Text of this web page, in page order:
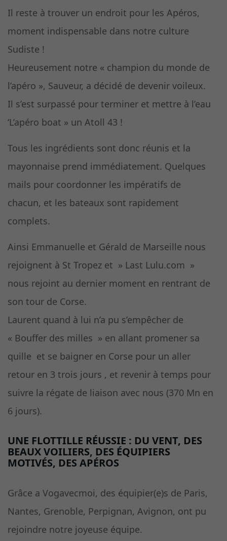
Il reste à trouver un endroit pour les Apéros,
moment indispensable dans notre culture
Sudiste !
Heureusement notre « champion du monde de
l’apéro », Sauveur, a décidé de devenir voileux.
Il s’est surpassé pour terminer et mettre à l’eau
‘L’apéro boat » un Atoll 43 !
Tous les ingrédients sont donc réunis et la
mayonnaise prend immédiatement. Quelques
mails pour coordonner les impératifs de
chacun, et les bateaux sont rapidement
complets.
Ainsi Emmanuelle et Gérald de Marseille nous
rejoignent à St Tropez et » Last Lulu.com »
nous rejoint au dernier moment en rentrant de
son tour de Corse.
Laurent quand à lui n’a pu s’empêcher de
« Bouffer des milles » en allant promener sa
quille et se baigner en Corse pour un aller
retour en 3 trois jours , et revenir à temps pour
suivre la régate de liaison avec nous (370 Mn en
6 jours).
UNE FLOTTILLE RÉUSSIE : DU VENT, DES
BEAUX VOILIERS, DES ÉQUIPIERS
MOTIVÉS, DES APÉROS
Grâce a Vogavecmoi, des équipier(e)s de Paris,
Nantes, Grenoble, Perpignan, Avignon, ont pu
rejoindre notre joyeuse équipe.